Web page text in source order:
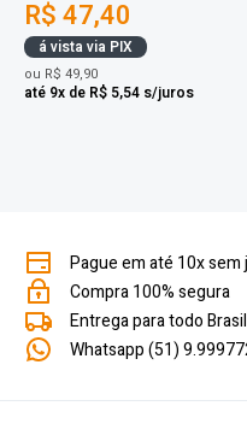
R$ 47,40
á vista via PIX
ou R$ 49,90
até 9x de R$ 5,54 s/juros
Pague em até 10x sem
Compra 100% segura
Entrega para todo Brasil
Whatsapp (51)